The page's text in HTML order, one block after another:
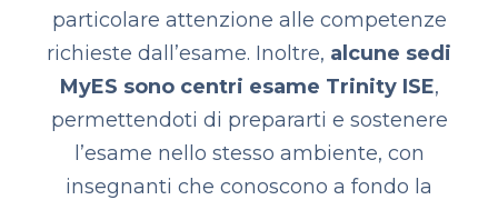
particolare attenzione alle competenze
richieste dall’esame. Inoltre, alcune sedi
MyES sono centri esame Trinity ISE,
permettendoti di prepararti e sostenere
l’esame nello stesso ambiente, con
insegnanti che conoscono a fondo la